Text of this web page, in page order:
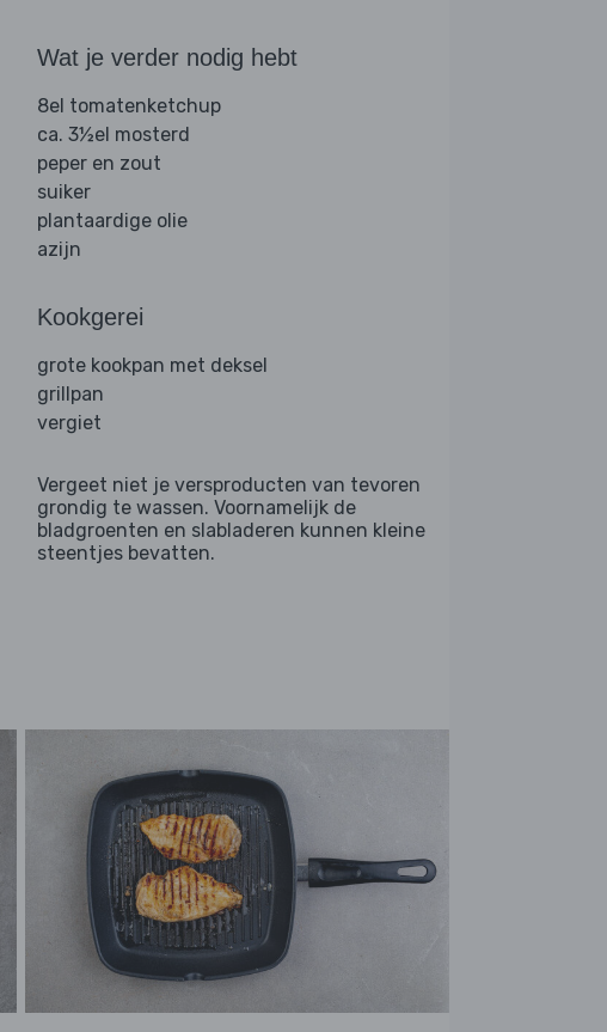
Wat je verder nodig hebt
8el tomatenketchup
ca. 3½el mosterd
peper en zout
suiker
plantaardige olie
azijn
Kookgerei
grote kookpan met deksel
grillpan
vergiet
Vergeet niet je versproducten van tevoren
grondig te wassen. Voornamelijk de
bladgroenten en slabladeren kunnen kleine
steentjes bevatten.